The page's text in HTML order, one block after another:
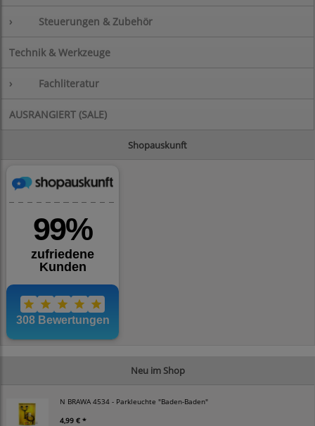
› Steuerungen & Zubehör
Technik & Werkzeuge
› Fachliteratur
AUSRANGIERT (SALE)
Shopauskunft
Neu im Shop
N BRAWA 4534 - Parkleuchte "Baden-Baden"
4,99 € *